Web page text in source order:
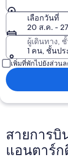
เลือกวันที่
20 ส.ค. -
ผู้เดินทาง,
1 คน, ชั้นป
เพิ่มที่พักไปยังส่วน
สายการบิ
แอนตาร์ก